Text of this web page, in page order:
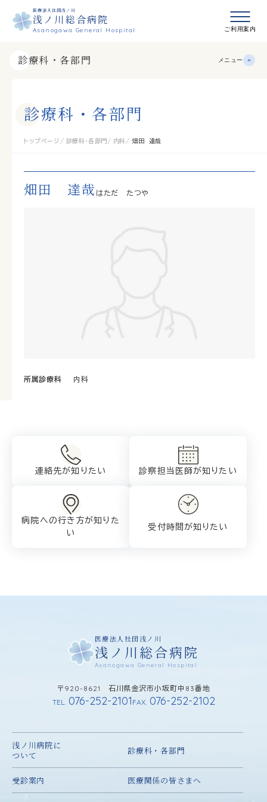
メニュ
ご利用案内
医療法人社団浅ノ川
浅ノ川総合病院
Asanogawa General Hospital
診療科・各部門 メニュー
診療科 ・ 各部門
トップページ 診療科・各部門 内科 畑田 達哉
畑田 達哉 はただ たつや
所属診療科 内科
連絡先が知りたい 診察担当医師が知りたい
病院への行き方が知りた
い
受付時間が知りたい
医療法人社団浅ノ川
浅ノ川総合病院
Asanogawa General Hospital
〒920-8621 石川県金沢市小坂町中83番地
TEL.076-252-2101 FAX.076-252-2102
浅ノ川病院に
ついて
診療科・各部門
受診案内 医療関係の皆さまへ